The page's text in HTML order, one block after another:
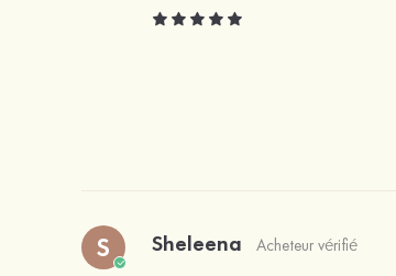
S Sheleena Acheteur vérifié